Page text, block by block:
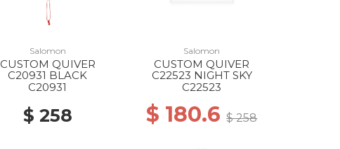
Salomon
CUSTOM QUIVER
C20931 BLACK
C20931
$ 258
Salomon
CUSTOM QUIVER
C22523 NIGHT SKY
C22523
$ 180.6$ 258